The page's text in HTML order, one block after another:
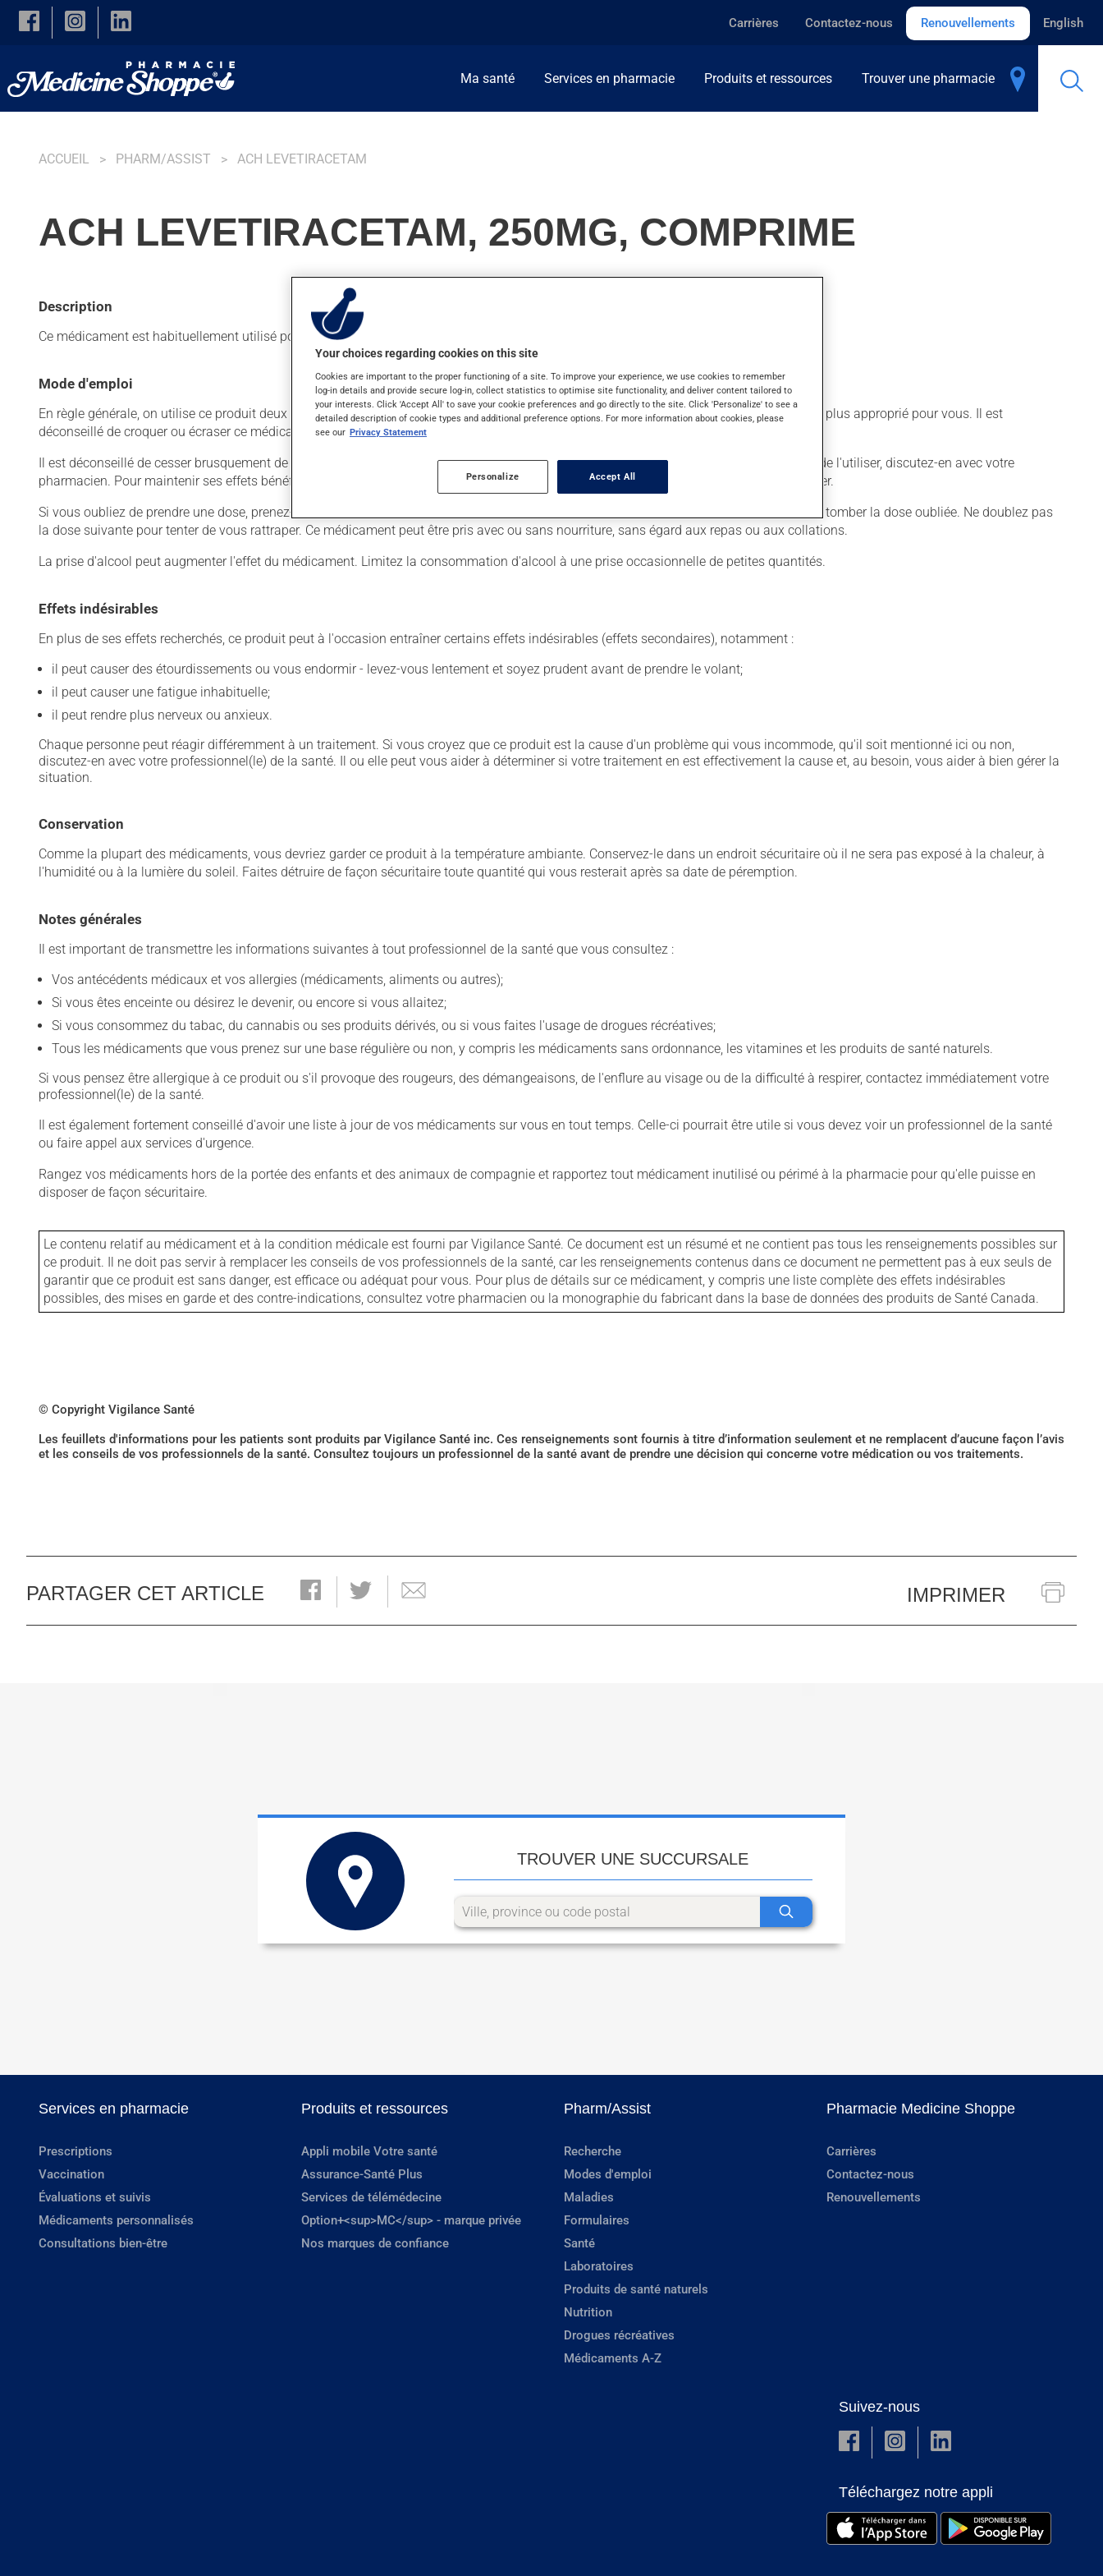
Skip to main content
Carrières Contactez-nous Renouvellements English
Ma santé Services en pharmacie Produits et ressources Trouver une pharmacie
ACCUEIL PHARM/ASSIST ACH LEVETIRACETAM
ACH LEVETIRACETAM, 250MG, COMPRIME
Description
Ce médicament est habituellement utilisé pour l'épilepsie. On l'emploie aussi pour d'autres indications.
Mode d'emploi
En règle générale, on utilise ce produit deux fois par jour. Il est possible que votre pharmacien vous ait indiqué un horaire différent qui est plus approprié pour vous. Il est
déconseillé de croquer ou écraser ce médicament, car il a mauvais goût.
Il est déconseillé de cesser brusquement de prendre ce produit, surtout s'il a été utilisé durant plusieurs semaines. Si vous voulez cesser de l'utiliser, discutez-en avec votre
pharmacien. Pour maintenir ses effets bénéfiques, il doit être utilisé de façon régulière et continue. Assurez-vous de ne jamais en manquer.
Si vous oubliez de prendre une dose, prenez-la dès que vous y pensez. S'il est presque l'heure de votre dose suivante, laissez simplement tomber la dose oubliée. Ne doublez pas
la dose suivante pour tenter de vous rattraper. Ce médicament peut être pris avec ou sans nourriture, sans égard aux repas ou aux collations.
La prise d'alcool peut augmenter l'effet du médicament. Limitez la consommation d'alcool à une prise occasionnelle de petites quantités.
Effets indésirables
En plus de ses effets recherchés, ce produit peut à l'occasion entraîner certains effets indésirables (effets secondaires), notamment :
il peut causer des étourdissements ou vous endormir - levez-vous lentement et soyez prudent avant de prendre le volant;
il peut causer une fatigue inhabituelle;
il peut rendre plus nerveux ou anxieux.
Chaque personne peut réagir différemment à un traitement. Si vous croyez que ce produit est la cause d'un problème qui vous incommode, qu'il soit mentionné ici ou non,
discutez-en avec votre professionnel(le) de la santé. Il ou elle peut vous aider à déterminer si votre traitement en est effectivement la cause et, au besoin, vous aider à bien gérer la
situation.
Conservation
Comme la plupart des médicaments, vous devriez garder ce produit à la température ambiante. Conservez-le dans un endroit sécuritaire où il ne sera pas exposé à la chaleur, à
l'humidité ou à la lumière du soleil. Faites détruire de façon sécuritaire toute quantité qui vous resterait après sa date de péremption.
Notes générales
Il est important de transmettre les informations suivantes à tout professionnel de la santé que vous consultez :
Vos antécédents médicaux et vos allergies (médicaments, aliments ou autres);
Si vous êtes enceinte ou désirez le devenir, ou encore si vous allaitez;
Si vous consommez du tabac, du cannabis ou ses produits dérivés, ou si vous faites l'usage de drogues récréatives;
Tous les médicaments que vous prenez sur une base régulière ou non, y compris les médicaments sans ordonnance, les vitamines et les produits de santé naturels.
Si vous pensez être allergique à ce produit ou s'il provoque des rougeurs, des démangeaisons, de l'enflure au visage ou de la difficulté à respirer, contactez immédiatement votre
professionnel(le) de la santé.
Il est également fortement conseillé d'avoir une liste à jour de vos médicaments sur vous en tout temps. Celle-ci pourrait être utile si vous devez voir un professionnel de la santé
ou faire appel aux services d'urgence.
Rangez vos médicaments hors de la portée des enfants et des animaux de compagnie et rapportez tout médicament inutilisé ou périmé à la pharmacie pour qu'elle puisse en
disposer de façon sécuritaire.
Le contenu relatif au médicament et à la condition médicale est fourni par Vigilance Santé. Ce document est un résumé et ne contient pas tous les renseignements possibles sur
ce produit. Il ne doit pas servir à remplacer les conseils de vos professionnels de la santé, car les renseignements contenus dans ce document ne permettent pas à eux seuls de
garantir que ce produit est sans danger, est efficace ou adéquat pour vous. Pour plus de détails sur ce médicament, y compris une liste complète des effets indésirables
possibles, des mises en garde et des contre-indications, consultez votre pharmacien ou la monographie du fabricant dans la base de données des produits de Santé Canada.
© Copyright Vigilance Santé
Les feuillets d'informations pour les patients sont produits par Vigilance Santé inc. Ces renseignements sont fournis à titre d’information seulement et ne remplacent d’aucune façon l’avis
et les conseils de vos professionnels de la santé. Consultez toujours un professionnel de la santé avant de prendre une décision qui concerne votre médication ou vos traitements.
PARTAGER CET ARTICLE IMPRIMER
TROUVER UNE SUCCURSALE
Services en pharmacie
Prescriptions
Vaccination
Évaluations et suivis
Médicaments personnalisés
Consultations bien-être
Produits et ressources
Appli mobile Votre santé
Assurance-Santé Plus
Services de télémédecine
Option+<sup>MC</sup> - marque privée
Nos marques de confiance
Pharm/Assist
Recherche
Modes d'emploi
Maladies
Formulaires
Santé
Laboratoires
Produits de santé naturels
Nutrition
Drogues récréatives
Médicaments A-Z
Pharmacie Medicine Shoppe
Carrières
Contactez-nous
Renouvellements
Suivez-nous
Téléchargez notre appli
Your choices regarding cookies on this site
Cookies are important to the proper functioning of a site. To improve your experience, we use cookies to remember
log-in details and provide secure log-in, collect statistics to optimise site functionality, and deliver content tailored to
your interests. Click 'Accept All' to save your cookie preferences and go directly to the site. Click 'Personalize' to see a
detailed description of cookie types and additional preference options. For more information about cookies, please
see our Privacy Statement
Personalize Accept All